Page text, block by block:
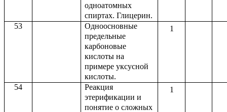
одноатомных
спиртах. Глицерин.
53
Одноосновные
предельные
карбоновые
кислоты на
примере уксусной
кислоты.
1
54
Реакция
этерификации и
понятие о сложных
1